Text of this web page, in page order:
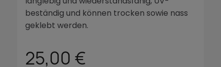
beständig und können trocken sowie nass
geklebt werden.
25,00 €